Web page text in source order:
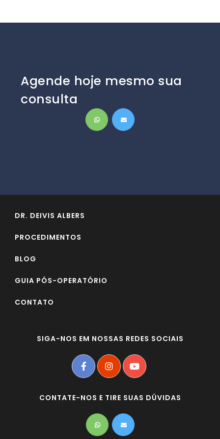
Agende hoje mesmo sua
consulta
DR. DEIVIS ALBERS
PROCEDIMENTOS
BLOG
GUIA PÓS-OPERATÓRIO
CONTATO
SIGA-NOS EM NOSSAS REDES SOCIAIS
CONTATE-NOS E TIRE SUAS DÚVIDAS